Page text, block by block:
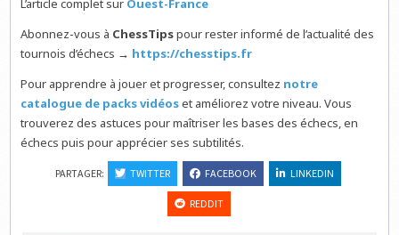
L’article complet sur Ouest-France
Abonnez-vous à ChessTipspour rester informé de l’actualité des
tournois d’échecs → https://chesstips.fr
Pour apprendre à jouer et progresser, consultez notre
catalogue de packs vidéoset améliorez votre niveau. Vous
trouverez des astuces pour maîtriser les bases des échecs, en
échecs puis pour apprécier ses subtilités.
PARTAGER: TWITTER FACEBOOK LINKEDIN
REDDIT